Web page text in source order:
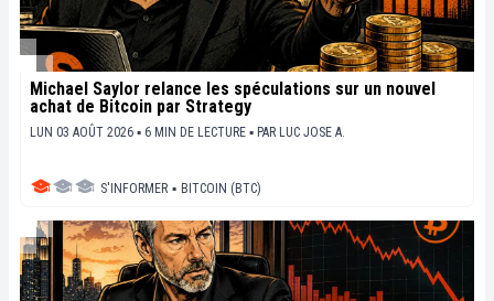
Michael Saylor relance les spéculations sur un nouvel
achat de Bitcoin par Strategy
LUN 03 AOÛT 2026 ▪ 6 MIN DE LECTURE ▪ PAR LUC JOSE A.
S'INFORMER ▪ BITCOIN (BTC)